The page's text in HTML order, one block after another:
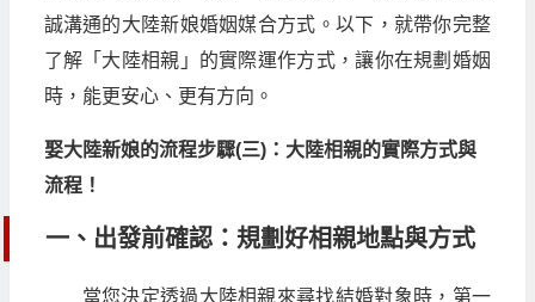
誠溝通的大陸新娘婚姻媒合方式。以下，就帶你完整
了解「大陸相親」的實際運作方式，讓你在規劃婚姻
時，能更安心、更有方向。
娶大陸新娘的流程步驟(三)：大陸相親的實際方式與
流程！
一、出發前確認：規劃好相親地點與方式
當您決定透過大陸相親來尋找結婚對象時，第一